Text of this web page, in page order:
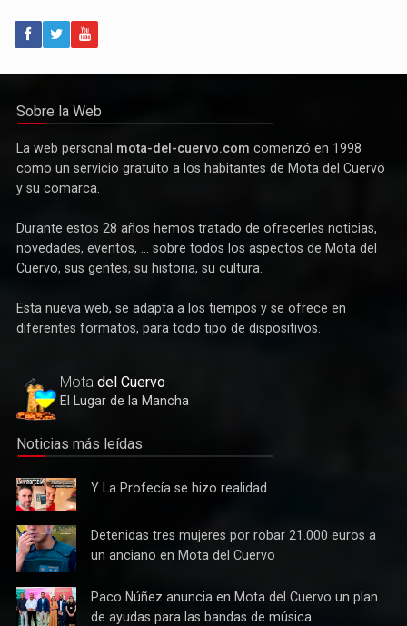
Política
Deportes
Cultura
La webpersonal mota-del-cuervo.comcomenzó en 1998
como un servicio gratuito a los habitantes de Mota del Cuervo
Durante estos 28 años hemos tratado de ofrecerles noticias,
novedades, eventos, ... sobre todos los aspectos de Mota del
Esta nueva web, se adapta a los tiempos y se ofrece en
Motadel Cuervo
Y La
Profecía
se hizo
realidad
Detenidas
tres
mujeres
por robar
Detenidas tres mujeres por robar 21.000 euros a
Paco
Paco Núñez anuncia en Mota del Cuervo un plan